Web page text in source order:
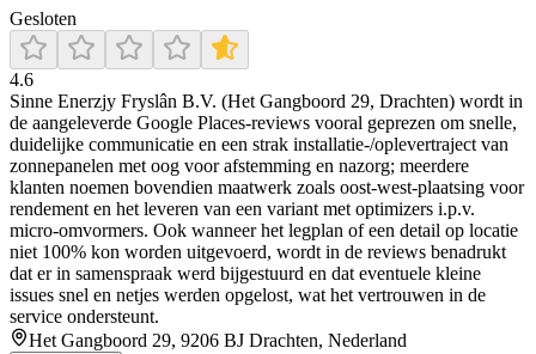
Gesloten
4.6
Sinne Enerzjy Fryslân B.V. (Het Gangboord 29, Drachten) wordt in
de aangeleverde Google Places-reviews vooral geprezen om snelle,
duidelijke communicatie en een strak installatie-/oplevertraject van
zonnepanelen met oog voor afstemming en nazorg; meerdere
klanten noemen bovendien maatwerk zoals oost-west-plaatsing voor
rendement en het leveren van een variant met optimizers i.p.v.
micro-omvormers. Ook wanneer het legplan of een detail op locatie
niet 100% kon worden uitgevoerd, wordt in de reviews benadrukt
dat er in samenspraak werd bijgestuurd en dat eventuele kleine
issues snel en netjes werden opgelost, wat het vertrouwen in de
service ondersteunt.
Het Gangboord 29, 9206 BJ Drachten, Nederland